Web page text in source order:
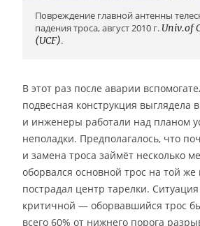
Повреждение главной антенны
падения троса, август 2010 г. Univ.of
(UCF).
В этот раз после аварии
подвесная конструкция выглядела
и инженеры работали над планом
неполадки. Предполагалось, что
и замена троса займёт несколько
оборвался основной трос на той
пострадал центр тарелки.
критичной — оборвавшийся трос
всего 60% от нижнего порога